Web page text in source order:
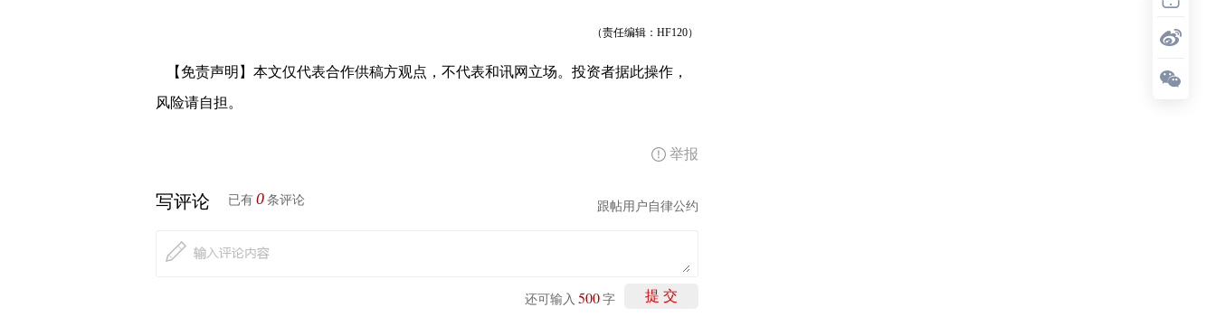
（责任编辑：HF120）
【免责声明】本文仅代表合作供稿方观点，不代表和讯网立场。投资者据此操作，
风险请自担。
举报
写评论 已有 0 条评论 跟帖用户自律公约
提 交
还可输入 500 字